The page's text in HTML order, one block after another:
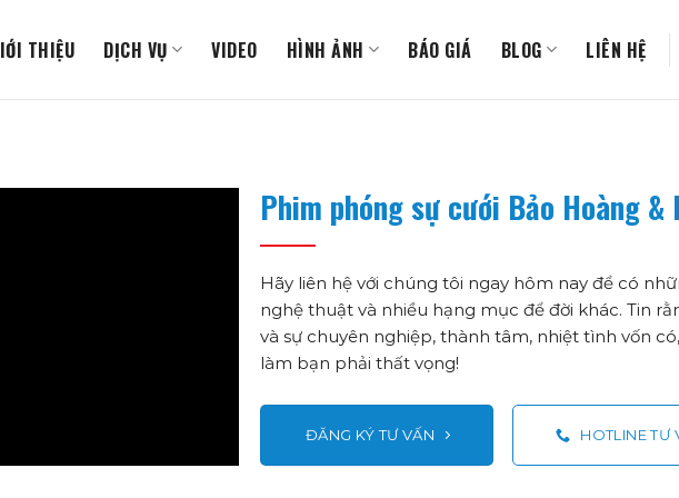
THIỆU DỊCH VỤ VIDEO HÌNH ẢNH BÁO GIÁ BLOG LIÊN HỆ
Phim phóng sự cưới Bảo Hoàng &
Hãy liên hệ với chúng tôi ngay hôm nay để có
nghệ thuật và nhiều hạng mục để đời khác. Tin
và sự chuyên nghiệp, thành tâm, nhiệt tình vốn
làm bạn phải thất vọng!
ĐĂNG KÝ TƯ VẤN HOTLINE TƯ